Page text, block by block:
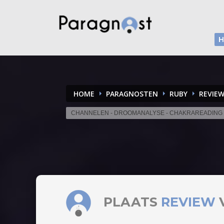
HOME PARAGNOSTEN RUBY
CHANNELEN - DROOMANALYSE - CHAKRAREADING
PLAATS REVIEW